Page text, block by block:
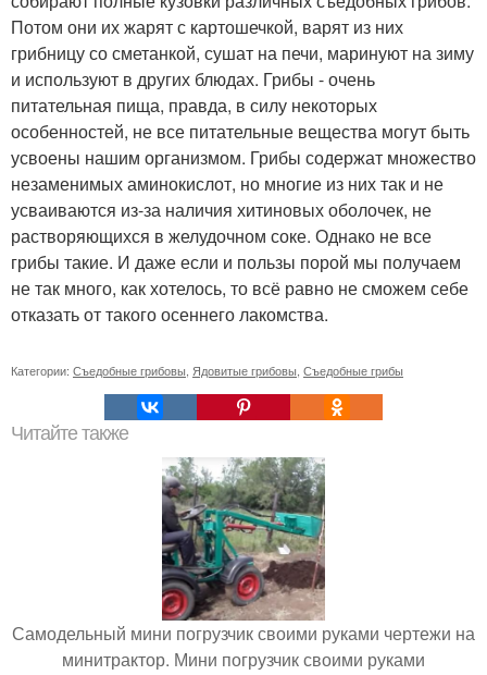
Потом они их жарят с картошечкой, варят из них
грибницу со сметанкой, сушат на печи, маринуют на зиму
и используют в других блюдах. Грибы - очень
питательная пища, правда, в силу некоторых
особенностей, не все питательные вещества могут быть
усвоены нашим организмом. Грибы содержат множество
незаменимых аминокислот, но многие из них так и не
усваиваются из-за наличия хитиновых оболочек, не
растворяющихся в желудочном соке. Однако не все
грибы такие. И даже если и пользы порой мы получаем
не так много, как хотелось, то всё равно не сможем себе
отказать от такого осеннего лакомства.
Категории: Съедобные грибовы Ядовитые грибовы Съедобные грибы
Читайте также
Самодельный мини погрузчик своими руками чертежи на
минитрактор. Мини погрузчик своими руками